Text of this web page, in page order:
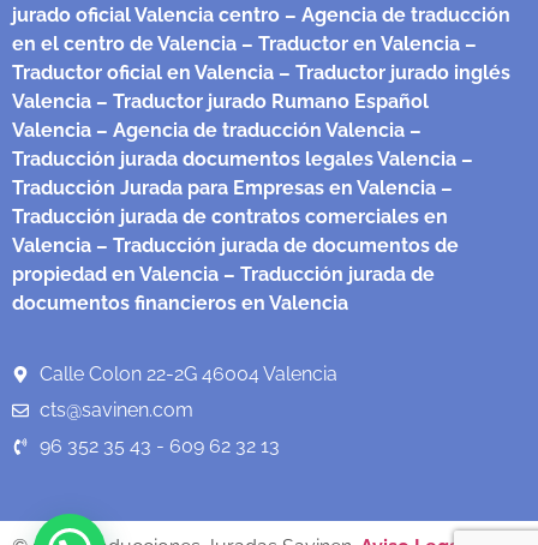
jurado oficial Valencia centro – Agencia de traducción
en el centro de Valencia – Traductor en Valencia –
Traductor oficial en Valencia – Traductor jurado inglés
Valencia – Traductor jurado Rumano Español
Valencia – Agencia de traducción Valencia –
Traducción jurada documentos legales Valencia –
Traducción Jurada para Empresas en Valencia –
Traducción jurada de contratos comerciales en
Valencia – Traducción jurada de documentos de
propiedad en Valencia – Traducción jurada de
documentos financieros en Valencia
Calle Colon 22-2G 46004 Valencia
cts@savinen.com
96 352 35 43 - 609 62 32 13